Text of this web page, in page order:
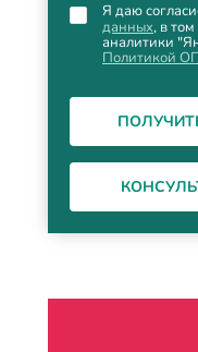
Я даю
данных, в
аналитики
Политикой